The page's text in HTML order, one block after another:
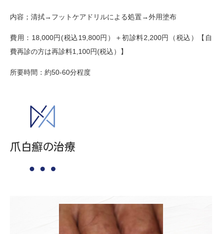
内容；清拭→フットケアドリルによる処置→外用塗布
費用：18,000円(税込19,800円）＋初診料2,200円（税込）【自
費再診の方は再診料1,100円(税込）】
所要時間：約50-60分程度
爪白癬の治療